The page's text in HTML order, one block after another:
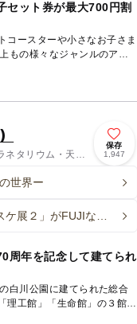
セット券が最大700円割
ースターや小さなお子さま
もの様々なジャンルのアト
タリウム・天文
保存
1,947
世界ー
展２」がFUJIなご
周年を記念して建てられ
白川公園に建てられた総合
理工館」「生命館」の３館か